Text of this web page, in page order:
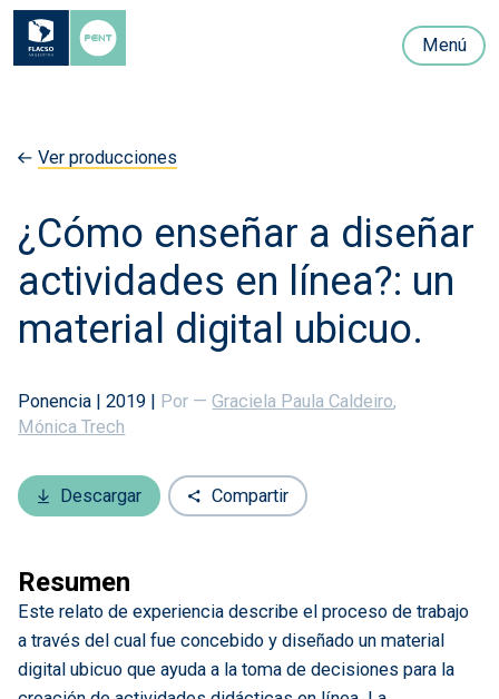
Menú
Ver producciones
¿Cómo enseñar a diseñar
actividades en línea?: un
material digital ubicuo.
Ponencia |2019 Por — Graciela Paula Caldeiro,
Mónica Trech
Descargar Compartir
Resumen
Este relato de experiencia describe el proceso de trabajo
a través del cual fue concebido y diseñado un material
digital ubicuo que ayuda a la toma de decisiones para la